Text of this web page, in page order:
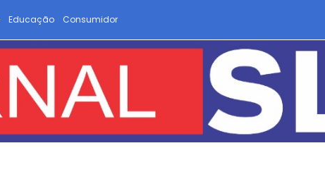
Educação Consumidor